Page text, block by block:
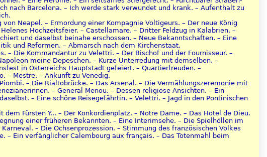
nach Barcelona. – Ich werde stark verwundet und krank. – Aufenthalt zu
Neapel. – Ermordung einer Kompagnie Voltigeurs. – Der neue König
Hochzeitsfeier. – Castellamare. – Dritter Feldzug in Kalabrien. –
und daselbst beinahe erschossen. – Neue Bekanntschaften. – Eine
und Reformen. – Abmarsch nach dem Kirchenstaat.
– Die Kommandantur zu Velettri. – Der Bischof und der Fournisseur. –
meine Depeschen. – Kurze Unterredung mit demselben. –
in Österreichs Hauptstadt gefeiert. – Quartierfreuden. –
– Mestre. – Ankunft zu Venedig.
– Die Rialtobrücke. – Das Arsenal. – Die Vermählungszeremonie mit
– General Menou. – Dessen religiöse Ansichten. – Ein
– Eine schöne Reisegefährtin. – Velettri. – Jagd in den Pontinischen
Fürsten Y... – Der Konkordienplatz. – Notre Dame. – Das Hotel de Dieu.
einer früheren Bekannten. – Eine Interimsehe. – Die Spielhöllen im
– Die Ochsenprozession. – Stimmung des französischen Volkes
– Ein verfänglicher Calembourg aux français. – Das Totenmahl beim